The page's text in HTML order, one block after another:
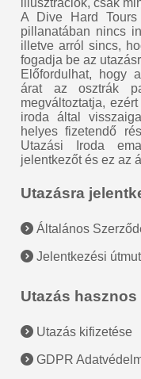
A Dive Hard Tours
pillanatában nincs
illetve arról sincs,
fogadja be az
Előfordulhat, hogy
árat az osztrák
megváltoztatja,
iroda által
helyes fizetendő
Utazási Iroda
jelentkezőt és ez az
Utazásra
Általános
Jelentkezési
Utazás
Utazás kifizetése
GDPR